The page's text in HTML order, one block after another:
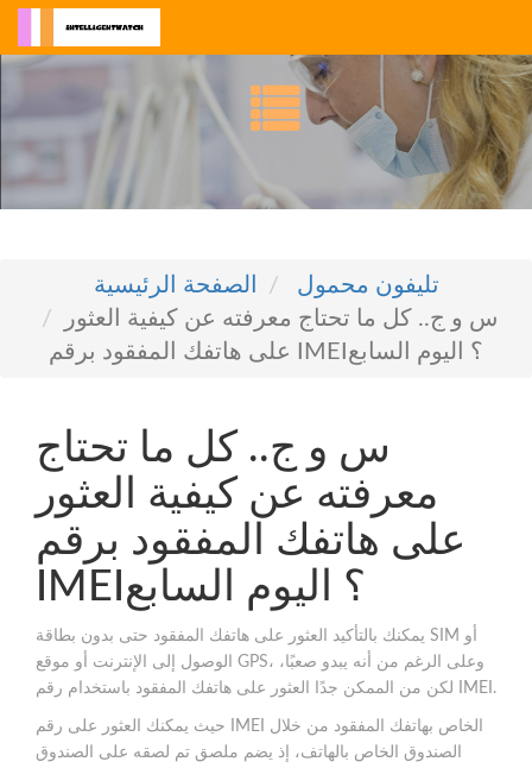
الصفحة الرئيسية
تليفون محمول
س و ج.. كل ما تحتاج معرفته عن كيفية العثور
على هاتفك المفقود برقم IMEI؟ اليوم السابع
س و ج.. كل ما تحتاج
معرفته عن كيفية العثور
على هاتفك المفقود برقم
IMEI؟ اليوم السابع
يمكنك بالتأكيد العثور على هاتفك المفقود حتى بدون بطاقة SIM أو
الوصول إلى الإنترنت أو موقع GPS، وعلى الرغم من أنه يبدو صعبًا،
لكن من الممكن جدًا العثور على هاتفك المفقود باستخدام رقم IMEI.
حيث يمكنك العثور على رقم IMEI الخاص بهاتفك المفقود من خلال
الصندوق الخاص بالهاتف، إذ يضم ملصق تم لصقه على الصندوق